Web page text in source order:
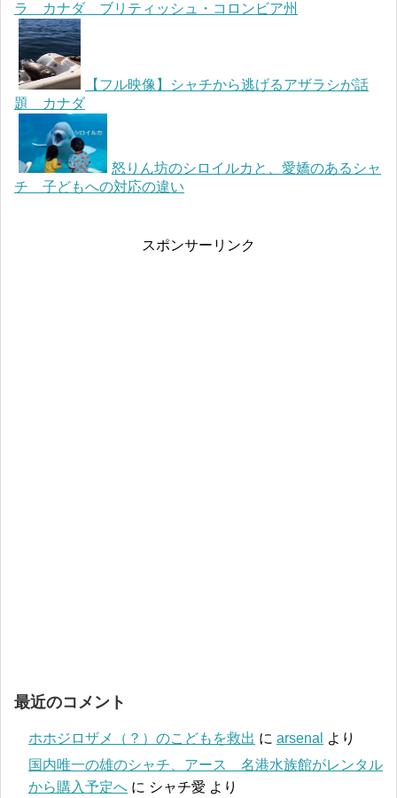
ラ カナダ ブリティッシュ・コロンビア州
【フル映像】シャチから逃げるアザラシが話
題 カナダ
怒りん坊のシロイルカと、愛嬌のあるシャ
チ 子どもへの対応の違い
スポンサーリンク
最近のコメント
ホホジロザメ（？）のこどもを救出 に arsenal
より
国内唯一の雄のシャチ、アース 名港水族館がレンタル
から購入予定へ に シャチ愛 より